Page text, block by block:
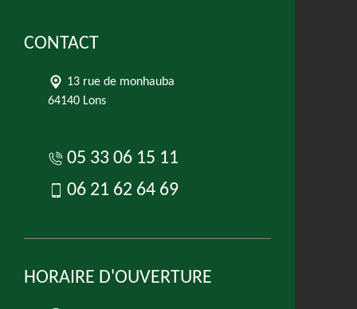
CONTACT
13 rue de monhauba
64140 Lons
05 33 06 15 11
06 21 62 64 69
HORAIRE D'OUVERTURE